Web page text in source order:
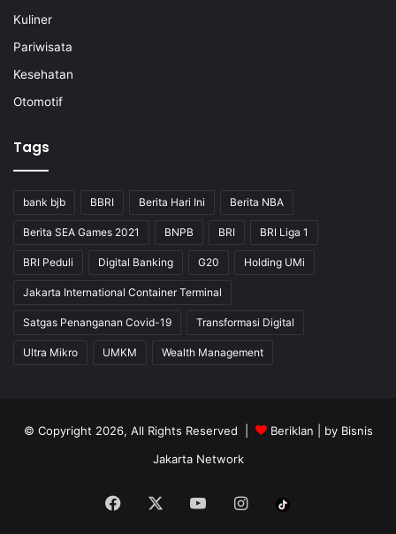
Kuliner
Pariwisata
Kesehatan
Otomotif
Tags
bank bjb BBRI Berita Hari Ini Berita NBA
Berita SEA Games 2021 BNPB BRI BRI Liga 1
BRI Peduli Digital Banking G20 Holding UMi
Jakarta International Container Terminal
Satgas Penanganan Covid-19 Transformasi Digital
Ultra Mikro UMKM Wealth Management
© Copyright 2026, All Rights Reserved | Beriklan | by Bisnis
Jakarta Network
Facebook YouTubeInstagram